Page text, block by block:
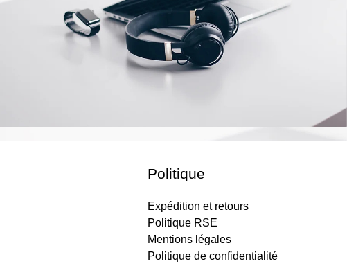
Politique
Expédition et retours
Politique RSE
Mentions légales
Politique de confidentialité